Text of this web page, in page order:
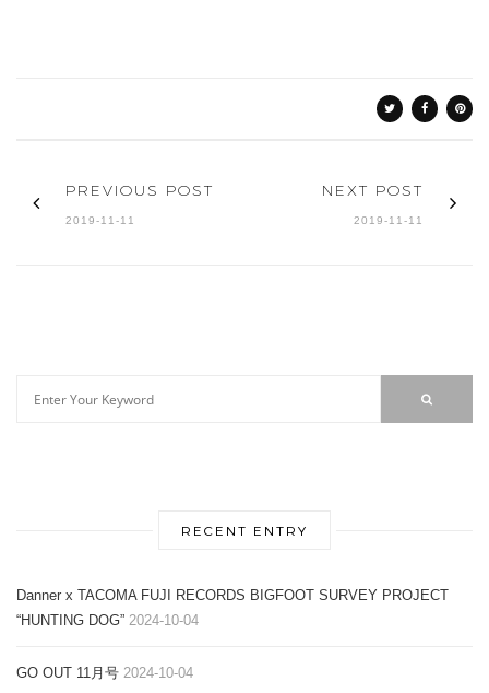
PREVIOUS POST
2019-11-11
NEXT POST
2019-11-11
RECENT ENTRY
Danner x TACOMA FUJI RECORDS BIGFOOT SURVEY PROJECT
“HUNTING DOG” 2024-10-04
GO OUT 11月号 2024-10-04